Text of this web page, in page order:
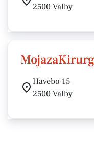
2500 Valby
Havebo 15
2500 Valby